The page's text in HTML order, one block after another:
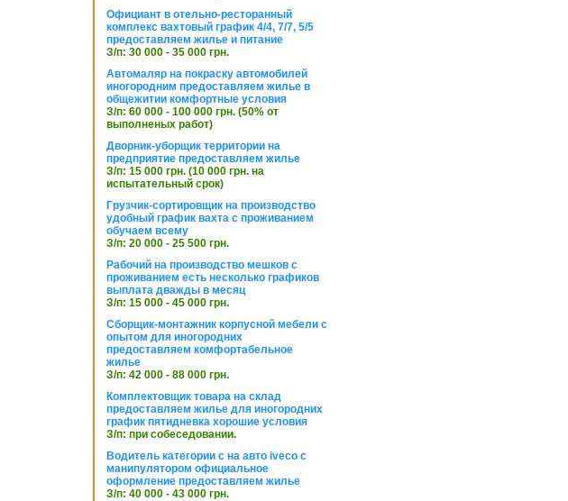
Официант в отельно-ресторанный
комплекс вахтовый график 4/4, 7/7, 5/5
предоставляем жилье и питание
З/п: 30 000 - 35 000 грн.
Автомаляр на покраску автомобилей
иногородним предоставляем жилье в
общежитии комфортные условия
З/п: 60 000 - 100 000 грн. (50% от
выполненых работ)
Дворник-уборщик территории на
предприятие предоставляем жилье
З/п: 15 000 грн. (10 000 грн. на
испытательный срок)
Грузчик-сортировщик на производство
удобный график вахта с проживанием
обучаем всему
З/п: 20 000 - 25 500 грн.
Рабочий на производство мешков с
проживанием есть несколько графиков
выплата дважды в месяц
З/п: 15 000 - 45 000 грн.
Сборщик-монтажник корпусной мебели с
опытом для иногородних
предоставляем комфортабельное
жилье
З/п: 42 000 - 88 000 грн.
Комплектовщик товара на склад
предоставляем жилье для иногородних
график пятидневка хорошие условия
З/п: при собеседовании.
Водитель категории с на авто iveco с
манипулятором официальное
оформление предоставляем жилье
З/п: 40 000 - 43 000 грн.